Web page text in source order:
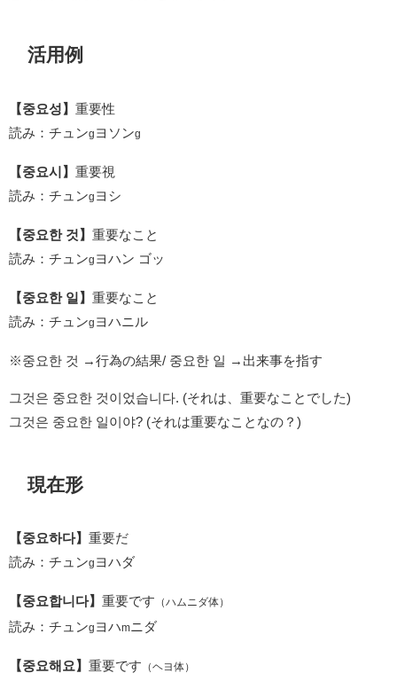
活用例
【중요성】 重要性
読み：チュンg ヨソンg
【중요시】 重要視
読み：チュンg ヨシ
【중요한 것】 重要なこと
読み：チュンg ヨハン ゴッ
【중요한 일】 重要なこと
読み：チュンg ヨハニル
※중요한 것 →行為の結果/ 중요한 일 →出来事を指す
그것은 중요한 것이었습니다. (それは、重要なことでした)
그것은 중요한 일이야? (それは重要なことなの？)
現在形
【중요하다】 重要だ
読み：チュンg ヨハダ
【중요합니다】 重要です （ハムニダ体）
読み：チュンg ヨハmニダ
【중요해요】 重要です （ヘヨ体）